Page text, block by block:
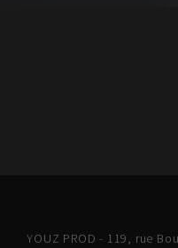
YOUZ PROD - 119, rue